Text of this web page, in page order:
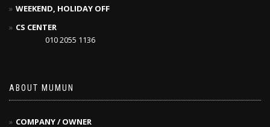
WEEKEND, HOLIDAY OFF
CS CENTER
010 2055 1136
ABOUT MUMUN
COMPANY / OWNER